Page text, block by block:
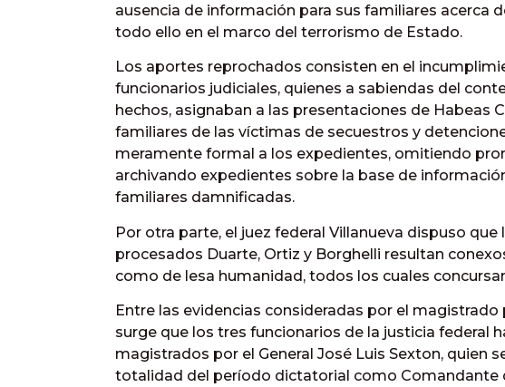
ausencia de información para sus familiares acerca
todo ello en el marco del terrorismo de Estado.
Los aportes reprochados consisten en el
funcionarios judiciales, quienes a sabiendas del
hechos, asignaban a las presentaciones de Habeas
familiares de las víctimas de secuestros y
meramente formal a los expedientes, omitiendo
archivando expedientes sobre la base de
familiares damnificadas.
Por otra parte, el juez federal Villanueva dispuso
procesados Duarte, Ortiz y Borghelli resultan
como de lesa humanidad, todos los cuales
Entre las evidencias consideradas por el
surge que los tres funcionarios de la justicia federal
magistrados por el General José Luis Sexton, quien
totalidad del período dictatorial como Comandante